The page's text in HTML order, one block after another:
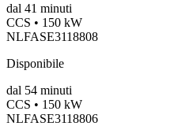
dal 41 minuti
CCS • 150 kW
NLFASE3118808
Disponibile
dal 54 minuti
CCS • 150 kW
NLFASE3118806